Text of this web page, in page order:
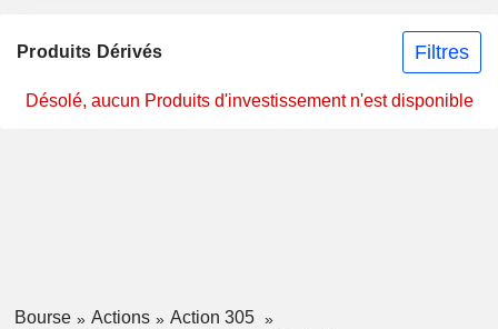
Produits Dérivés Filtres
Désolé, aucun Produits d'investissement n'est disponible
Bourse Actions
Action 305